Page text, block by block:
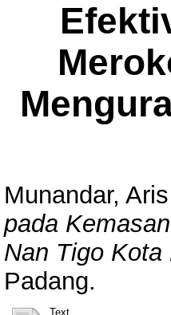
Munandar, Aris
pada
Nan Tigo Kota
Padang.
Text